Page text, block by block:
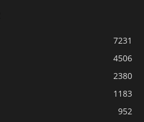
7231
4506
2380
1183
952